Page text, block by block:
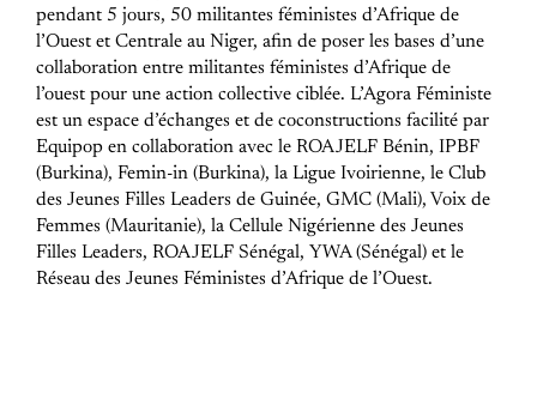
pendant 5 jours, 50 militantes féministes d’Afrique de
l’Ouest et Centrale au Niger, afin de poser les bases d’une
collaboration entre militantes féministes d’Afrique de
l’ouest pour une action collective ciblée. L’Agora Féministe
est un espace d’échanges et de coconstructions facilité par
Equipop en collaboration avec le ROAJELF Bénin, IPBF
(Burkina), Femin-in (Burkina), la Ligue Ivoirienne, le Club
des Jeunes Filles Leaders de Guinée, GMC (Mali), Voix de
Femmes (Mauritanie), la Cellule Nigérienne des Jeunes
Filles Leaders, ROAJELF Sénégal, YWA (Sénégal) et le
Réseau des Jeunes Féministes d’Afrique de l’Ouest.